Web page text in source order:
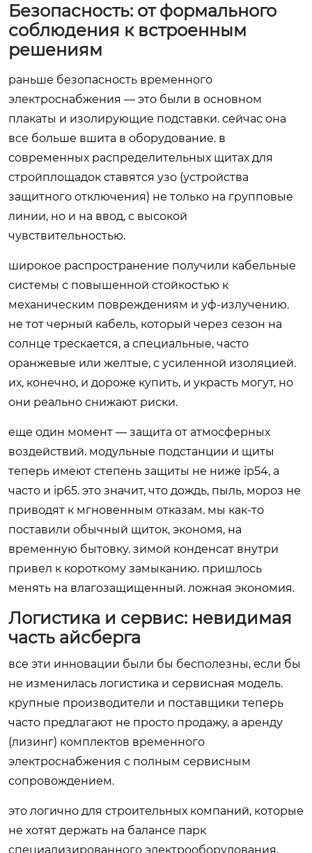
Безопасность: от формального
соблюдения к встроенным
решениям
раньше безопасность временного
электроснабжения — это были в основном
плакаты и изолирующие подставки. сейчас она
все больше вшита в оборудование. в
современных распределительных щитах для
стройплощадок ставятся узо (устройства
защитного отключения) не только на групповые
линии, но и на ввод, с высокой
чувствительностью.
широкое распространение получили кабельные
системы с повышенной стойкостью к
механическим повреждениям и уф-излучению.
не тот черный кабель, который через сезон на
солнце трескается, а специальные, часто
оранжевые или желтые, с усиленной изоляцией.
их, конечно, и дороже купить, и украсть могут, но
они реально снижают риски.
еще один момент — защита от атмосферных
воздействий. модульные подстанции и щиты
теперь имеют степень защиты не ниже ip54, а
часто и ip65. это значит, что дождь, пыль, мороз не
приводят к мгновенным отказам. мы как-то
поставили обычный щиток, экономя, на
временную бытовку. зимой конденсат внутри
привел к короткому замыканию. пришлось
менять на влагозащищенный. ложная экономия.
Логистика и сервис: невидимая
часть айсберга
все эти инновации были бы бесполезны, если бы
не изменилась логистика и сервисная модель.
крупные производители и поставщики теперь
часто предлагают не просто продажу, а аренду
(лизинг) комплектов временного
электроснабжения с полным сервисным
сопровождением.
это логично для строительных компаний, которые
не хотят держать на балансе парк
специализированного электрооборудования,